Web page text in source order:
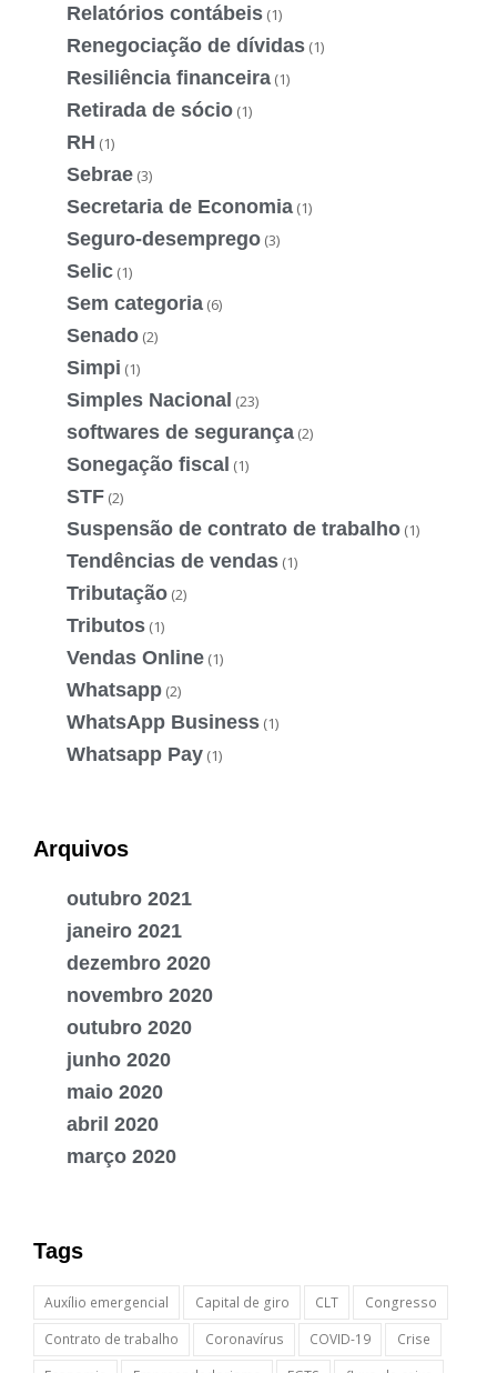
Relatórios contábeis (1)
Renegociação de dívidas (1)
Resiliência financeira (1)
Retirada de sócio (1)
RH (1)
Sebrae (3)
Secretaria de Economia (1)
Seguro-desemprego (3)
Selic (1)
Sem categoria (6)
Senado (2)
Simpi (1)
Simples Nacional (23)
softwares de segurança (2)
Sonegação fiscal (1)
STF (2)
Suspensão de contrato de trabalho (1)
Tendências de vendas (1)
Tributação (2)
Tributos (1)
Vendas Online (1)
Whatsapp (2)
WhatsApp Business (1)
Whatsapp Pay (1)
Arquivos
outubro 2021
janeiro 2021
dezembro 2020
novembro 2020
outubro 2020
junho 2020
maio 2020
abril 2020
março 2020
Tags
Auxílio emergencial Capital de giro CLT
Congresso
Contrato de trabalho
Coronavírus COVID-19
Crise